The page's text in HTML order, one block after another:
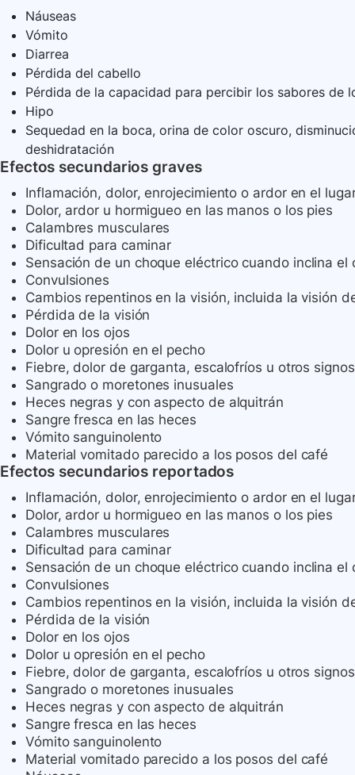
Náuseas
Vómito
Diarrea
Pérdida del cabello
Pérdida de la capacidad para percibir los sabores de
Hipo
Sequedad en la boca, orina de color oscuro,
deshidratación
Efectos secundarios graves
Inflamación, dolor, enrojecimiento o ardor en el
Dolor, ardor u hormigueo en las manos o los pies
Calambres musculares
Dificultad para caminar
Sensación de un choque eléctrico cuando inclina el
Convulsiones
Cambios repentinos en la visión, incluida la visión
Pérdida de la visión
Dolor en los ojos
Dolor u opresión en el pecho
Fiebre, dolor de garganta, escalofríos u otros
Sangrado o moretones inusuales
Heces negras y con aspecto de alquitrán
Sangre fresca en las heces
Vómito sanguinolento
Material vomitado parecido a los posos del café
Efectos secundarios reportados
Inflamación, dolor, enrojecimiento o ardor en el
Dolor, ardor u hormigueo en las manos o los pies
Calambres musculares
Dificultad para caminar
Sensación de un choque eléctrico cuando inclina el
Convulsiones
Cambios repentinos en la visión, incluida la visión
Pérdida de la visión
Dolor en los ojos
Dolor u opresión en el pecho
Fiebre, dolor de garganta, escalofríos u otros
Sangrado o moretones inusuales
Heces negras y con aspecto de alquitrán
Sangre fresca en las heces
Vómito sanguinolento
Material vomitado parecido a los posos del café